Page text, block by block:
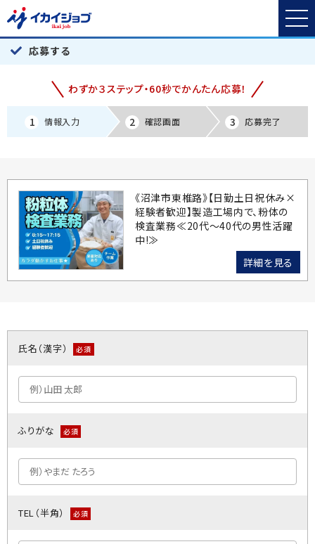
応募する
わずか３ステップ・60秒でかんたん応募！
1 情報入力 2 確認画面 3 応募完了
《沼津市東椎路》【日勤土日祝休み×
経験者歓迎】製造工場内で、粉体の
検査業務≪20代～40代の男性活躍
中!≫
詳細を見る
氏名（漢字） 必須
ふりがな 必須
TEL（半角） 必須